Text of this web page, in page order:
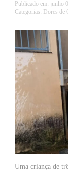
Publicado em: junho
Categorias: Dores de
Uma criança de